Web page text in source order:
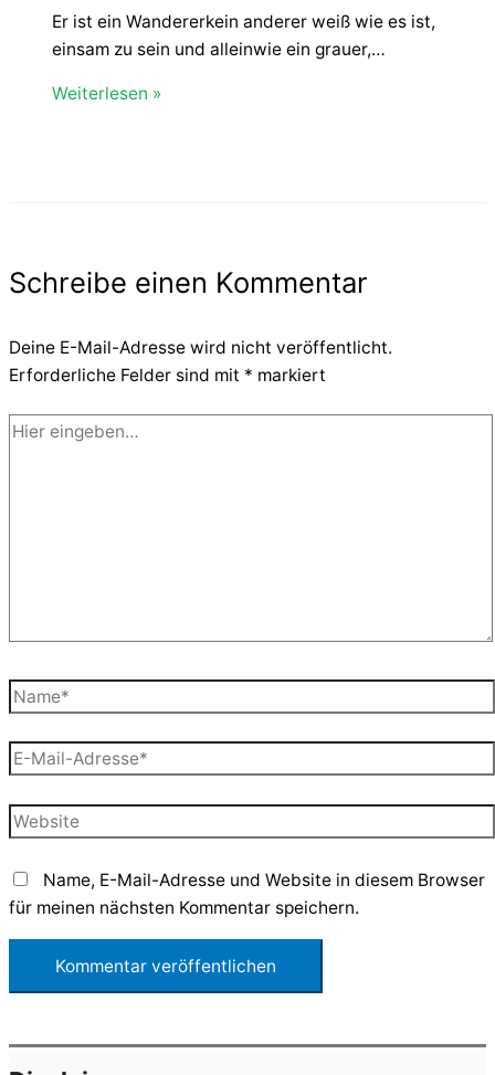
Er ist ein Wandererkein anderer weiß wie es ist,
einsam zu sein und alleinwie ein grauer,…
Weiterlesen »
Schreibe einen Kommentar
Deine E-Mail-Adresse wird nicht veröffentlicht.
Erforderliche Felder sind mit * markiert
Hier
Name*
E-
Mail-
Adresse*
Website
Name, E-Mail-Adresse und Website in diesem Browser
für meinen nächsten Kommentar speichern.